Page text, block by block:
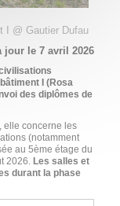
I @ Gautier Dufau
jour le 7 avril 2026
I (Rosa
des diplômes de
, elle concerne les
(notamment
au 5ème étage du
2026.Les salles et
durant la phase